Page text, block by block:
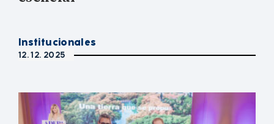
Institucionales
12. 12. 2025